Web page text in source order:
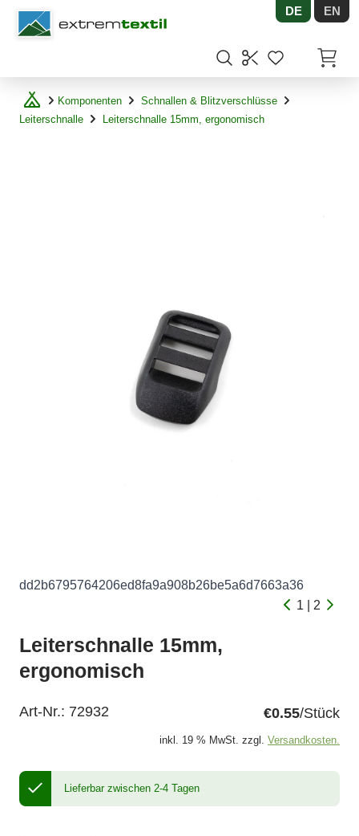
Shopware DE EN
Komponenten
Schnallen & Blitzverschlüsse
Leiterschnalle
Leiterschnalle 15mm, ergonomisch
dd2b6795764206ed8fa9a908b26be5a6d7663a36
1 | 2
Leiterschnalle 15mm,
ergonomisch
Art-Nr.: 72932 €0.55/Stück
inkl. 19 % MwSt. zzgl. Versandkosten.
Lieferbar zwischen 2-4 Tagen